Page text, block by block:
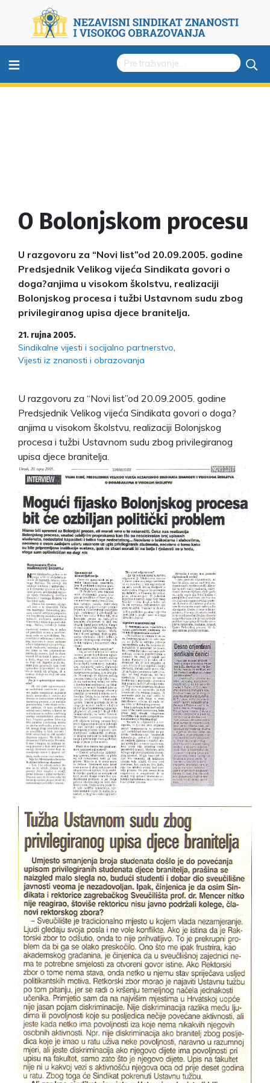
≡
O Bolonjskom procesu
U razgovoru za “Novi list”od 20.09.2005. godine
Predsjednik Velikog vijeća Sindikata govori o
doga?anjima u visokom školstvu, realizaciji
Bolonjskog procesa i tužbi Ustavnom sudu zbog
privilegiranog upisa djece branitelja.
21. rujna 2005.
Sindikalne vijesti i socijalno partnerstvo
Vijesti iz znanosti i obrazovanja
U razgovoru za “Novi list”od 20.09.2005. godine
Predsjednik Velikog vijeća Sindikata govori o doga?
anjima u visokom školstvu, realizaciji Bolonjskog
procesa i tužbi Ustavnom sudu zbog privilegiranog
upisa djece branitelja.